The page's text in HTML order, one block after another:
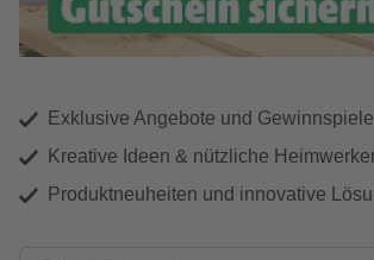
Exklusive Angebote und Gewinnspiele
Kreative Ideen & nützliche
Produktneuheiten und innovative